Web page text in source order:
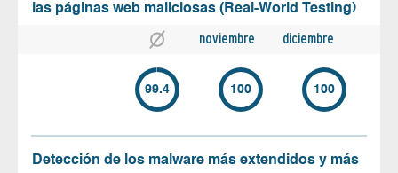
las páginas web maliciosas (Real-World Testing)
noviembre diciembre
99.4 100 100
Detección de los malware más extendidos y más